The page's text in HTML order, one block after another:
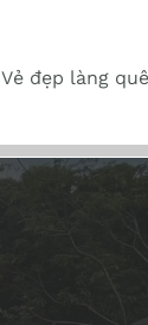
Vẻ đẹp làng quê